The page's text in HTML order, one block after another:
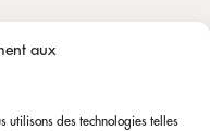
aux
utilisons des technologies telles